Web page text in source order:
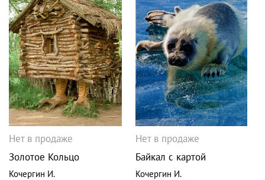
Нет в продаже
Золотое Кольцо
Кочергин И.
Нет в продаже
Байкал с картой
Кочергин И.